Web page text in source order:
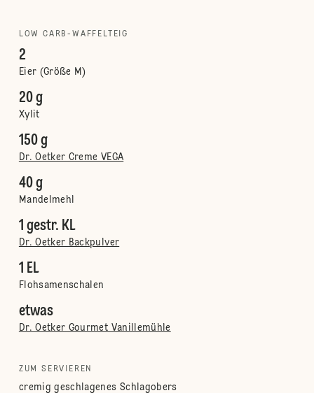
LOW CARB-WAFFELTEIG
2
Eier (Größe M)
20 g
Xylit
150 g
Dr. Oetker Creme VEGA
40 g
Mandelmehl
1 gestr. KL
Dr. Oetker Backpulver
1 EL
Flohsamenschalen
etwas
Dr. Oetker Gourmet Vanillemühle
ZUM SERVIEREN
cremig geschlagenes Schlagobers